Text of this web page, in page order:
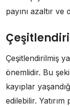
payını azaltır ve
Çeşitlendirilmiş
önemlidir. Bu
kayıplar
edilebilir.